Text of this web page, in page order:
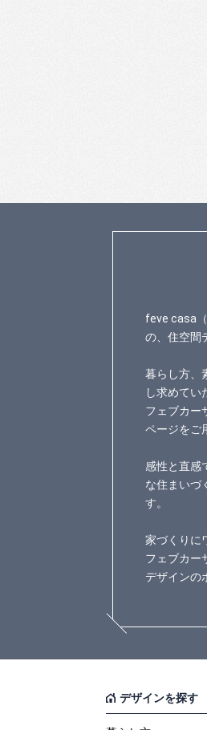
feve casa
の、住空間
暮らし方、
し求めてい
フェブカー
ページをご
感性と直感
な住まいづ
す。
家づくりに
フェブカー
デザインの
デザインを探す